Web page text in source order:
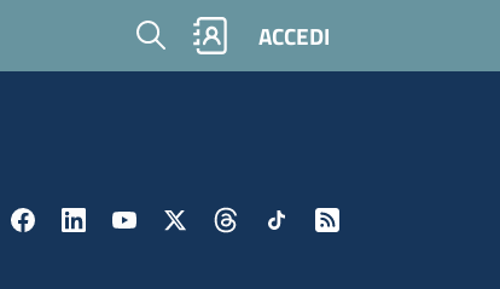
Cerca ACCEDI